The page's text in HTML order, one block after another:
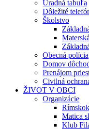
Úradná tabuľa
Dôležité
Školstvo
Obecná polícia
Domov
Prenájom
Civilná
ŽIVOT V OBCI
Organizácie
Matica
Klub